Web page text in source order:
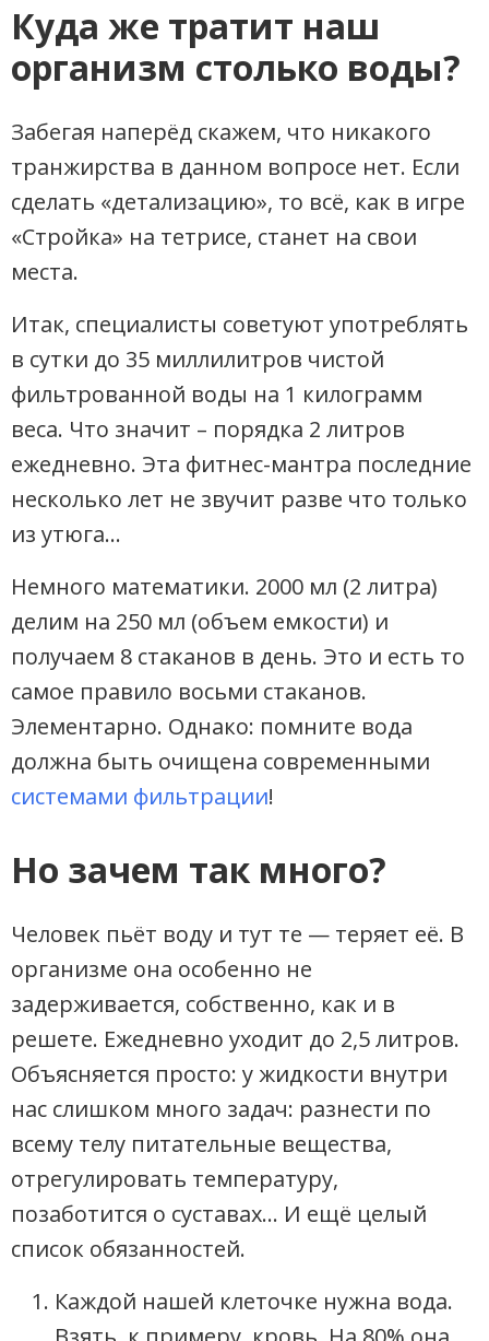
Куда же тратит наш
организм столько воды?
Забегая наперёд скажем, что никакого
транжирства в данном вопросе нет. Если
сделать «детализацию», то всё, как в игре
«Стройка» на тетрисе, станет на свои
места.
Итак, специалисты советуют употреблять
в сутки до 35 миллилитров чистой
фильтрованной воды на 1 килограмм
веса. Что значит – порядка 2 литров
ежедневно. Эта фитнес-мантра последние
несколько лет не звучит разве что только
из утюга…
Немного математики. 2000 мл (2 литра)
делим на 250 мл (объем емкости) и
получаем 8 стаканов в день. Это и есть то
самое правило восьми стаканов.
Элементарно. Однако: помните вода
должна быть очищена современными
системами фильтрации!
Но зачем так много?
Человек пьёт воду и тут те — теряет её. В
организме она особенно не
задерживается, собственно, как и в
решете. Ежедневно уходит до 2,5 литров.
Объясняется просто: у жидкости внутри
нас слишком много задач: разнести по
всему телу питательные вещества,
отрегулировать температуру,
позаботится о суставах… И ещё целый
список обязанностей.
Каждой нашей клеточке нужна вода.